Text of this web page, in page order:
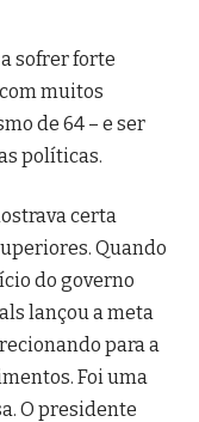
sofrer forte
muitos
de 64 – e ser
políticas.
certa
Quando
do governo
lançou a meta
para a
Foi uma
O presidente